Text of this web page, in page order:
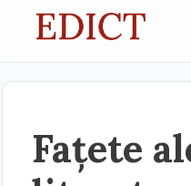
Fațete